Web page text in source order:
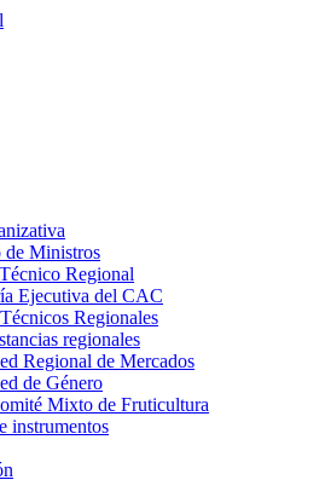
de Ministros
Regional
Ejecutiva del CAC
Regionales
regionales
Regional de Mercados
de Género
Mixto de Fruticultura
instrumentos